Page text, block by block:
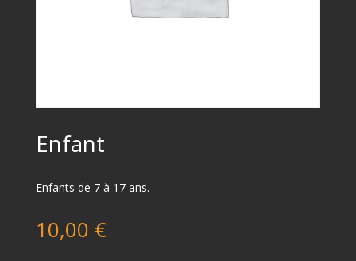
Enfant
Enfants de 7 à 17 ans.
10,00 €